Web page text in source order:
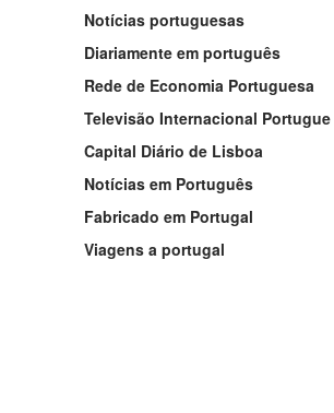
Notícias portuguesas
Diariamente em português
Rede de Economia Portuguesa
Televisão Internacional Portugue
Capital Diário de Lisboa
Notícias em Português
Fabricado em Portugal
Viagens a portugal